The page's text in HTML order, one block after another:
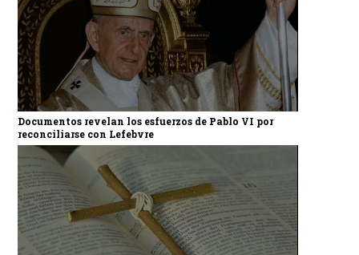
Documentos revelan los esfuerzos de Pablo VI por
reconciliarse con Lefebvre